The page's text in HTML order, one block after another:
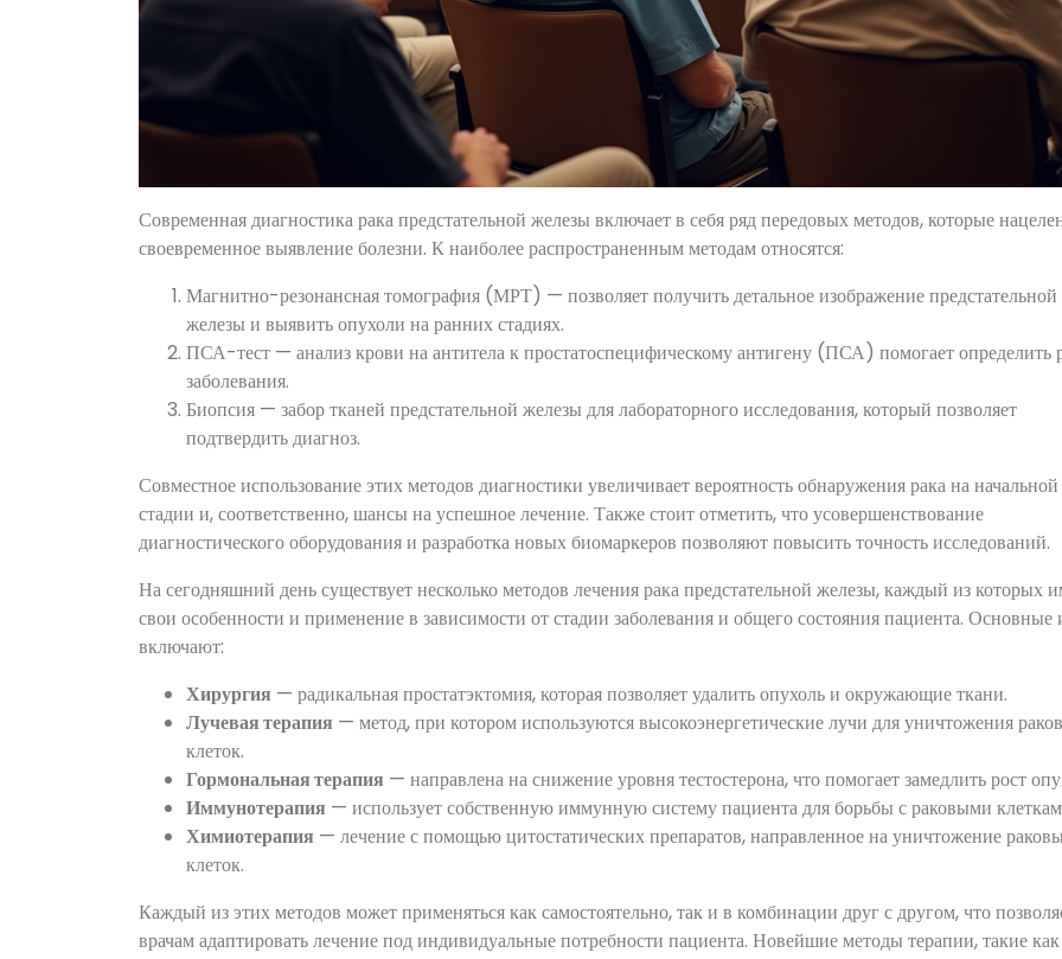
Современная диагностика рака предстательной железы включает в себя ряд передовых методов, которые
своевременное выявление болезни. К наиболее распространенным методам относятся:
Магнитно-резонансная томография (МРТ) — позволяет получить детальное изображение предстательной
железы и выявить опухоли на ранних стадиях.
ПСА-тест — анализ крови на антитела к простатоспецифическому антигену (ПСА) помогает определить
заболевания.
Биопсия — забор тканей предстательной железы для лабораторного исследования, который позволяет
подтвердить диагноз.
Совместное использование этих методов диагностики увеличивает вероятность обнаружения рака на начальной
стадии и, соответственно, шансы на успешное лечение. Также стоит отметить, что усовершенствование
диагностического оборудования и разработка новых биомаркеров позволяют повысить точность исследований.
На сегодняшний день существует несколько методов лечения рака предстательной железы, каждый из которых
свои особенности и применение в зависимости от стадии заболевания и общего состояния пациента. Основные
включают:
Хирургия — радикальная простатэктомия, которая позволяет удалить опухоль и окружающие ткани.
Лучевая терапия — метод, при котором используются высокоэнергетические лучи для уничтожения
клеток.
Гормональная терапия — направлена на снижение уровня тестостерона, что помогает замедлить рост
Иммунотерапия — использует собственную иммунную систему пациента для борьбы с раковыми
Химиотерапия — лечение с помощью цитостатических препаратов, направленное на уничтожение
клеток.
Каждый из этих методов может применяться как самостоятельно, так и в комбинации друг с другом, что
врачам адаптировать лечение под индивидуальные потребности пациента. Новейшие методы терапии, такие как